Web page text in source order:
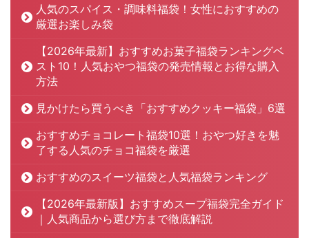
人気のスパイス・調味料福袋！女性におすすめの
厳選お楽しみ袋
【2026年最新】おすすめお菓子福袋ランキングベ
スト10！人気おやつ福袋の発売情報とお得な購入
方法
見かけたら買うべき「おすすめクッキー福袋」6選
おすすめチョコレート福袋10選！おやつ好きを魅
了する人気のチョコ福袋を厳選
おすすめのスイーツ福袋と人気福袋ランキング
【2026年最新版】おすすめスープ福袋完全ガイド
｜人気商品から選び方まで徹底解説